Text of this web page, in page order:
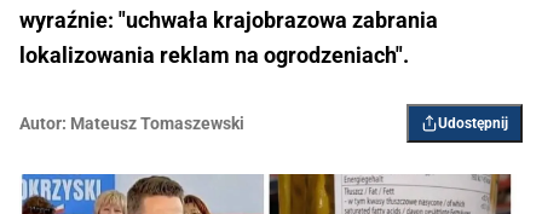
wyraźnie: "uchwała krajobrazowa zabrania
lokalizowania reklam na ogrodzeniach".
Autor: Mateusz Tomaszewski Udostępnij